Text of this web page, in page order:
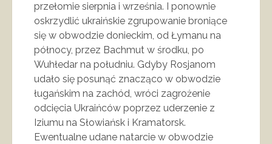
przełomie sierpnia i września. I ponownie
oskrzydlić ukraińskie zgrupowanie broniące
się w obwodzie donieckim, od Łymanu na
północy, przez Bachmut w środku, po
Wuhłedar na południu. Gdyby Rosjanom
udało się posunąć znacząco w obwodzie
ługańskim na zachód, wróci zagrożenie
odcięcia Ukraińców poprzez uderzenie z
Iziumu na Słowiańsk i Kramatorsk.
Ewentualne udane natarcie w obwodzie